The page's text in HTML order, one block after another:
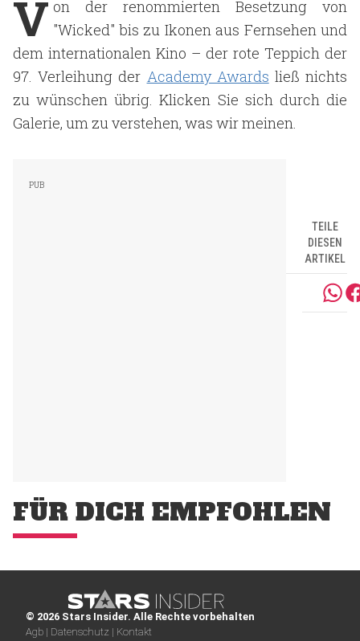
V on der renommierten Besetzung von
"Wicked" bis zu Ikonen aus Fernsehen und
dem internationalen Kino – der rote Teppich der
97. Verleihung der Academy Awards ließ nichts
zu wünschen übrig. Klicken Sie sich durch die
Galerie, um zu verstehen, was wir meinen.
TEILE
DIESEN
ARTIKEL
FÜR DICH EMPFOHLEN
© 2026 Stars Insider. Alle Rechte vorbehalten
Agb | Datenschutz | Kontakt